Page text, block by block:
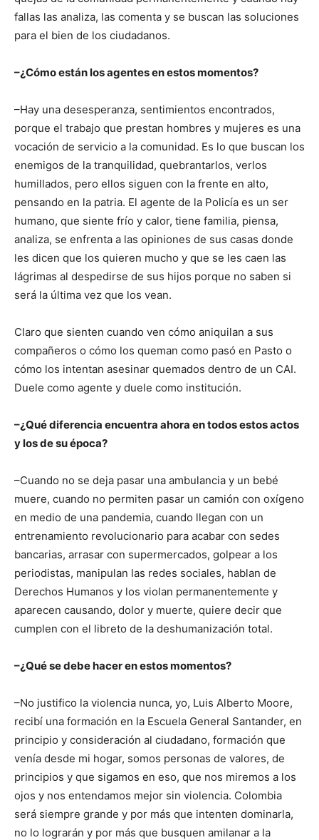
fallas las analiza, las comenta y se buscan las soluciones
para el bien de los ciudadanos.
–¿Cómo están los agentes en estos momentos?
–Hay una desesperanza, sentimientos encontrados,
porque el trabajo que prestan hombres y mujeres es una
vocación de servicio a la comunidad. Es lo que buscan los
enemigos de la tranquilidad, quebrantarlos, verlos
humillados, pero ellos siguen con la frente en alto,
pensando en la patria. El agente de la Policía es un ser
humano, que siente frío y calor, tiene familia, piensa,
analiza, se enfrenta a las opiniones de sus casas donde
les dicen que los quieren mucho y que se les caen las
lágrimas al despedirse de sus hijos porque no saben si
será la última vez que los vean.
Claro que sienten cuando ven cómo aniquilan a sus
compañeros o cómo los queman como pasó en Pasto o
cómo los intentan asesinar quemados dentro de un CAI.
Duele como agente y duele como institución.
–¿Qué diferencia encuentra ahora en todos estos actos
y los de su época?
–Cuando no se deja pasar una ambulancia y un bebé
muere, cuando no permiten pasar un camión con oxígeno
en medio de una pandemia, cuando llegan con un
entrenamiento revolucionario para acabar con sedes
bancarias, arrasar con supermercados, golpear a los
periodistas, manipulan las redes sociales, hablan de
Derechos Humanos y los violan permanentemente y
aparecen causando, dolor y muerte, quiere decir que
cumplen con el libreto de la deshumanización total.
–¿Qué se debe hacer en estos momentos?
–No justifico la violencia nunca, yo, Luis Alberto Moore,
recibí una formación en la Escuela General Santander, en
principio y consideración al ciudadano, formación que
venía desde mi hogar, somos personas de valores, de
principios y que sigamos en eso, que nos miremos a los
ojos y nos entendamos mejor sin violencia. Colombia
será siempre grande y por más que intenten dominarla,
no lo lograrán y por más que busquen amilanar a la